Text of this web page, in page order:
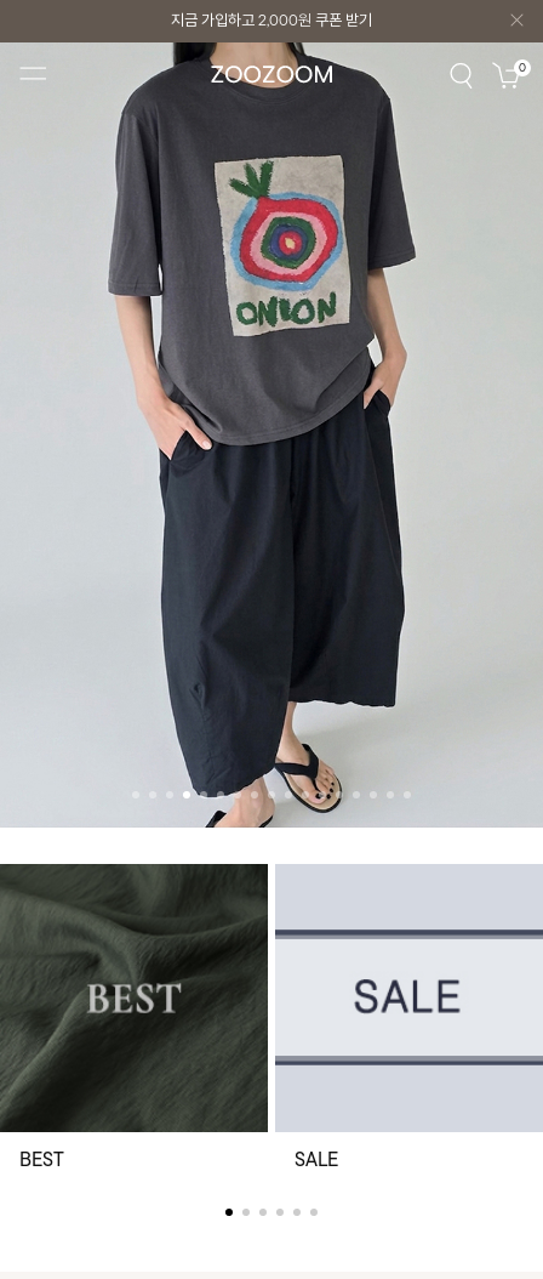
지금 가입하고 2,000원 쿠폰 받기
지금 가입하고 2,000원 쿠폰 받기 0
BEST SALE